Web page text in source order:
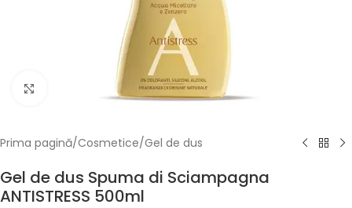
Faceți click pentru a mări
Prima pagină/Cosmetice/Gel de dus
Gel de dus Spuma di Sciampagna
ANTISTRESS 500ml